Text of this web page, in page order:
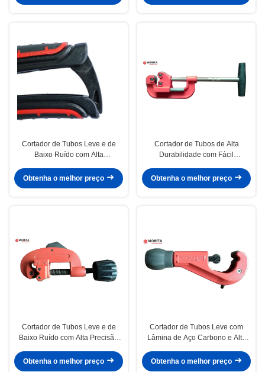
Cortador de Tubos Leve e de
Baixo Ruído com Alta
Industriais
Obtenha o melhor preço
Cortador de Tubos de Alta
Durabilidade com Fácil
para Necessidades Profissionais
Obtenha o melhor preço
Cortador de Tubos Leve e de
Baixo Ruído com Alta Precisão
Obtenha o melhor preço
Cortador de Tubos Leve com
Lâmina de Aço Carbono e Alta
Profissionais de Encanamento
Obtenha o melhor preço